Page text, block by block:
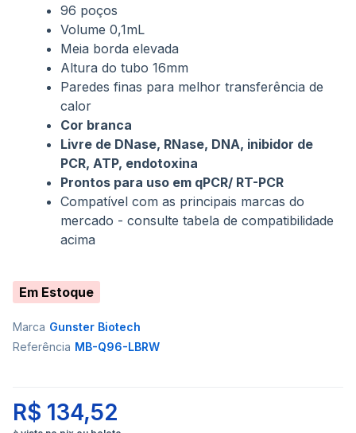
96 poços
Volume 0,1mL
Meia borda elevada
Altura do tubo 16mm
Paredes finas para melhor transferência de
calor
Cor branca
Livre de DNase, RNase, DNA, inibidor de
PCR, ATP, endotoxina
Prontos para uso em qPCR/ RT-PCR
Compatível com as principais marcas do
mercado - consulte tabela de compatibilidade
acima
Em Estoque
Marca Gunster Biotech
Referência MB-Q96-LBRW
R$ 134,52